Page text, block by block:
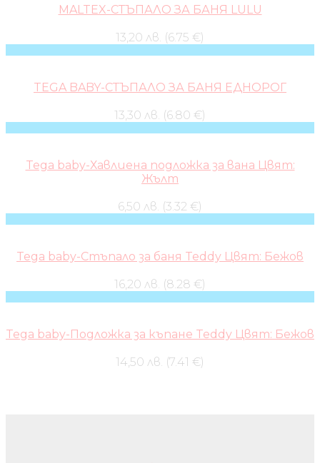
MALTEX-СТЪПАЛО ЗА БАНЯ LULU
13,20 лв. (6.75 €)
TEGA BABY-СТЪПАЛО ЗА БАНЯ ЕДНОРОГ
13,30 лв. (6.80 €)
Tega baby-Хавлиена подложка за вана Цвят:
Жълт
6,50 лв. (3.32 €)
Tega baby-Стъпало за баня Teddy Цвят: Бежов
16,20 лв. (8.28 €)
Tega baby-Подложка за къпане Teddy Цвят: Бежов
14,50 лв. (7.41 €)